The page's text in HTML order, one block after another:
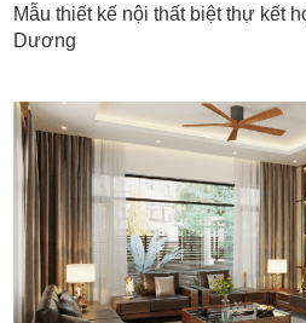
Mẫu thiết kế nội thất biệt thự kết
Dương